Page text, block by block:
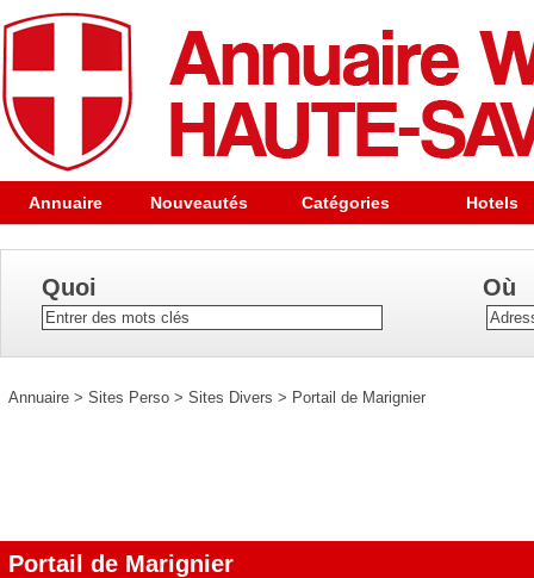
Annuaire Nouveautés Catégories Hotels
Quoi Où
Annuaire > Sites Perso > Sites Divers > Portail de Marignier
Portail de Marignier